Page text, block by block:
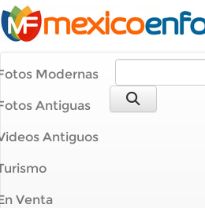
Modernas
Antiguas
Antiguos
Venta